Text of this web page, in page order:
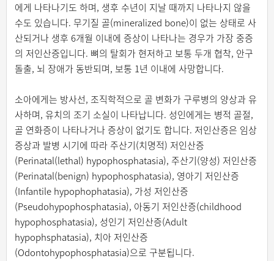
에게 나타나기도 하며, 생후 수년이 지날 때까지 나타나지 않을
수도 있습니다. 무기질 골(mineralized bone)이 없는 상태로 사
산되거나 생후 6개월 이내에 증상이 나타나는 경우가 가장 중증
의 저인산증입니다. 뼈의 탈회가 현저하고 보통 두개 협착, 안구
돌출, 뇌 장애가 동반되며, 보통 1년 이내에 사망합니다.
소아에게는 방사선, 조직학적으로 골 변화가 구루병의 양상과 유
사하며, 유치의 조기 소실이 나타납니다. 성인에게는 병적 골절,
골 연화증이 나타나거나 증상이 없기도 합니다. 저인산증은 임상
증상과 발병 시기에 따라 주산기(치명적) 저인산증
(Perinatal(lethal) hypophosphatasia), 주산기(양성) 저인산증
(Perinatal(benign) hypophosphatasia), 영아기 저인산증
(Infantile hypophophatasia), 가성 저인산증
(Pseudohypophosphatasia), 아동기 저인산증(childhood
hypophosphatasia), 성인기 저인산증(Adult
hypophsphatasia), 치아 저인산증
(Odontohypophosphatasia)으로 구분됩니다.